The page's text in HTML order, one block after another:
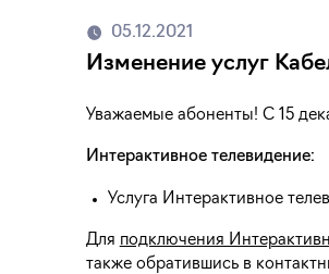
05.12.2021
Изменение услуг
Уважаемые абоненты! С 15
Интерактивное телевидение:
Услуга Интерактивное
Для подключения
также обратившись в